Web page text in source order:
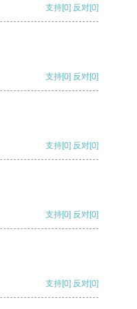
支持[0] 反对[0]
支持[0] 反对[0]
支持[0] 反对[0]
支持[0] 反对[0]
支持[0] 反对[0]